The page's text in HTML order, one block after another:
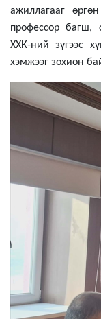
ажиллагааг
профессор багш,
ХХК-ний зүгээс
хэмжээг зохион